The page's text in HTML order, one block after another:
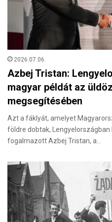
2026.07.06.
Azbej Tristan:
magyar példát az
megsegítésében
Azt a fáklyát, amelyet
földre dobtak,
fogalmazott Azbej Tristan, a…